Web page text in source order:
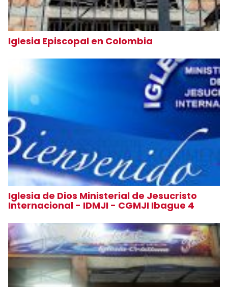
Iglesia Episcopal en Colombia
Iglesia de Dios Ministerial de Jesucristo
Internacional - IDMJI - CGMJI Ibague 4